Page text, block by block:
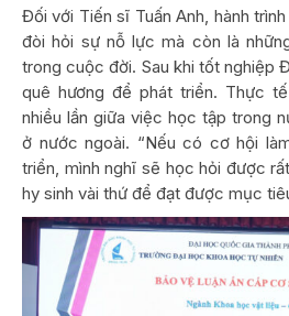
Đối với Tiến sĩ Tuấn Anh, hành
đòi hỏi sự nỗ lực mà còn là
trong cuộc đời. Sau khi tốt nghiệp
quê hương để phát triển. Thực
nhiều lần giữa việc học tập trong
ở nước ngoài. “Nếu có cơ hội
triển, mình nghĩ sẽ học hỏi được
hy sinh vài thứ để đạt được mục